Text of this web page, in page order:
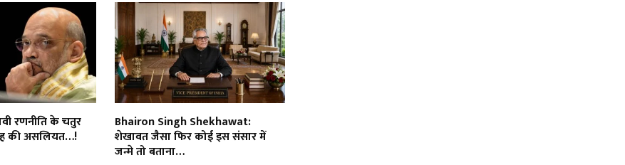
रणनीति के चतुर
की असलियत…!
Bhairon Singh Shekhawat:
शेखावत जैसा फिर कोई इस संसार में
जन्मे तो बताना…